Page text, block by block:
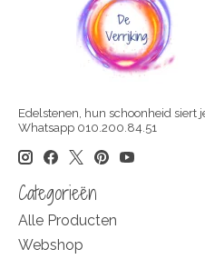
Edelstenen, hun schoonheid siert
Whatsapp 010.200.84.51
Categorieën
Alle Producten
Webshop